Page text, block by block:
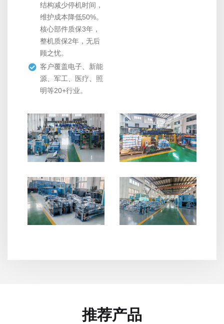
结构减少停机时间，
维护成本降低50%。
核心部件质保3年，
整机质保2年，无后
顾之忧。
客户覆盖电子、新能
源、军工、医疗、照
明等20+行业。
推荐产品